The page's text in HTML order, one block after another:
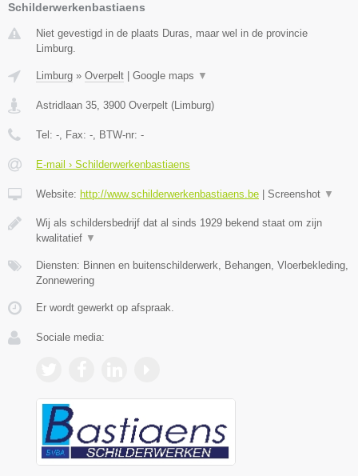
Schilderwerkenbastiaens
Niet gevestigd in de plaats Duras, maar wel in de provincie
Limburg.
Limburg » Overpelt Google maps ▼
Astridlaan 35, 3900 Overpelt (Limburg)
Tel: -, Fax: -, BTW-nr: -
E-mail › Schilderwerkenbastiaens
Website: http://www.schilderwerkenbastiaens.be Screenshot ▼
Wij als schildersbedrijf dat al sinds 1929 bekend staat om zijn
kwalitatief ▼
Diensten: Binnen en buitenschilderwerk, Behangen, Vloerbekleding,
Zonnewering
Er wordt gewerkt op afspraak.
Sociale media: